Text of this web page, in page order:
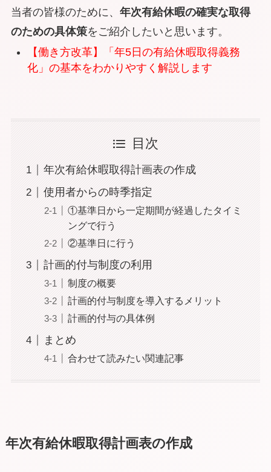
当者の皆様のために、 年次有給休暇の確実な取得
のための具体策をご紹介したいと思います。
【働き方改革】「年5日の有給休暇取得義務
化」の基本をわかりやすく解説します
目次
年次有給休暇取得計画表の作成
使用者からの時季指定
①基準日から一定期間が経過したタイミ
ングで行う
②基準日に行う
計画的付与制度の利用
制度の概要
計画的付与制度を導入するメリット
計画的付与の具体例
まとめ
合わせて読みたい関連記事
年次有給休暇取得計画表の作成